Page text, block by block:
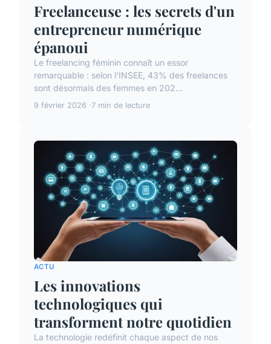
Freelanceuse : les secrets d'un
entrepreneur numérique
épanoui
Le freelancing féminin connaît un essor
remarquable : selon l'INSEE, 43% des freelances
sont désormais des femmes en 202...
9 février 2026 7 min de lecture
ACTU
Les innovations
technologiques qui
transforment notre quotidien
La technologie redéfinit chaque aspect de nos